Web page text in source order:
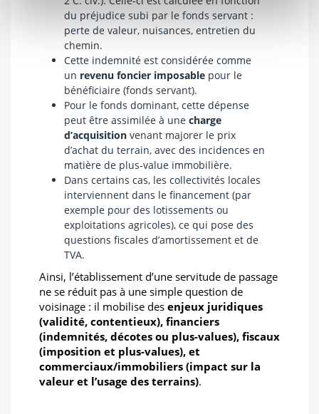
du préjudice subi par le fonds servant :
perte de valeur, nuisances, entretien du
chemin.
Cette indemnité est considérée comme
un revenu foncier imposable pour le
bénéficiaire (fonds servant).
Pour le fonds dominant, cette dépense
peut être assimilée à une charge
d’acquisition venant majorer le prix
d’achat du terrain, avec des incidences en
matière de plus-value immobilière.
Dans certains cas, les collectivités locales
interviennent dans le financement (par
exemple pour des lotissements ou
exploitations agricoles), ce qui pose des
questions fiscales d’amortissement et de
TVA.
Ainsi, l’établissement d’une servitude de passage
ne se réduit pas à une simple question de
voisinage : il mobilise des enjeux juridiques
(validité, contentieux), financiers
(indemnités, décotes ou plus-values), fiscaux
(imposition et plus-values), et
commerciaux/immobiliers (impact sur la
valeur et l’usage des terrains).